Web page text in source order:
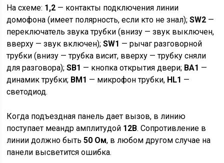
На схеме: 1,2 — контакты подключения линии
домофона (имеет полярность, если кто не знал);SW2 —
переключатель звука трубки (внизу — звук выключен,
вверху — звук включен);SW1 — рычаг разговорной
трубки (внизу — трубка висит, вверху — трубку сняли
для разговора);SB1 — кнопка открытия двери; BA1 —
динамик трубки; BM1 — микрофон трубки, HL1 —
светодиод.
Когда подъездная панель дает вызов, в линию
поступает меандр амплитудой 12В. Сопротивление в
линии должно быть50 Ом, в любом другом случае на
панели высветится ошибка.